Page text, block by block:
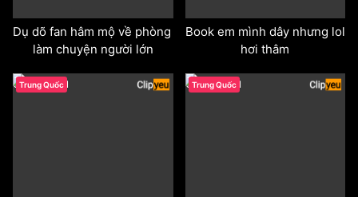
Dụ dõ fan hâm mộ về phòng
làm chuyện người lớn
Book em mình dây nhưng lol
hơi thâm
Trung Quốc
odd Trung Quốc
odd